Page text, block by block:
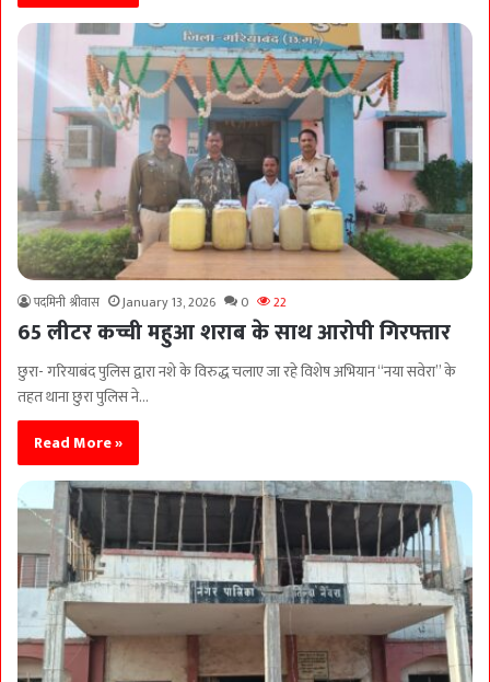
पदमिनी श्रीवास January 13, 2026 0 22
65 लीटर कच्ची महुआ शराब के साथ आरोपी गिरफ्तार
छुरा- गरियाबंद पुलिस द्वारा नशे के विरुद्ध चलाए जा रहे विशेष अभियान “नया सवेरा” के
तहत थाना छुरा पुलिस ने…
Read More »